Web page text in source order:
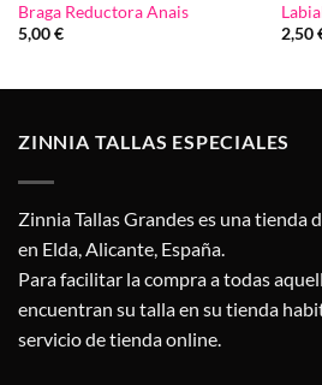
Braga Reductora Anais
5,00€
2,50
ZINNIA TALLAS ESPECIALES
Zinnia Tallas Grandes es una tienda
en Elda, Alicante, España.
Para facilitar la compra a todas
encuentran su talla en su tienda
servicio de tienda online.